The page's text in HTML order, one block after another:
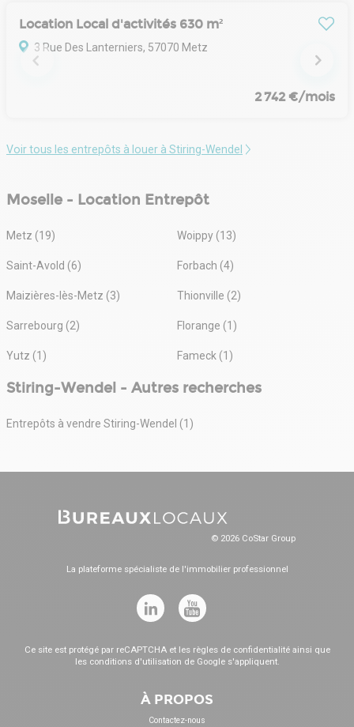
Location Local d'activités 630 m²
3 Rue Des Lanterniers, 57070 Metz
2 742 €/mois
Voir tous les entrepôts à louer à Stiring-Wendel
Moselle - Location Entrepôt
Metz (19) Woippy (13)
Saint-Avold (6) Forbach (4)
Maizières-lès-Metz (3) Thionville (2)
Sarrebourg (2) Florange (1)
Yutz (1) Fameck (1)
Stiring-Wendel - Autres recherches
Entrepôts à vendre Stiring-Wendel (1)
© 2026 CoStar Group
La plateforme spécialiste de l'immobilier professionnel
Ce site est protégé par reCAPTCHA et les règles de confidentialitéainsi que
les conditions d'utilisation de Google s'appliquent.
À PROPOS
Contactez-nous